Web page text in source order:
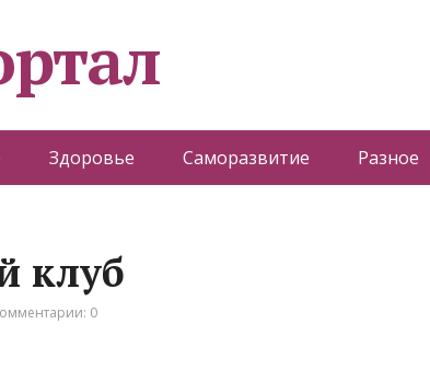
Здоровье Саморазвитие Разное
клуб
0